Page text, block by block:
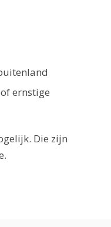
ernstige
Die zijn